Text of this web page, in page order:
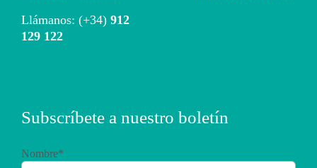
Llámanos: (+34) 912
129 122
Subscríbete a nuestro boletín
Nombre*